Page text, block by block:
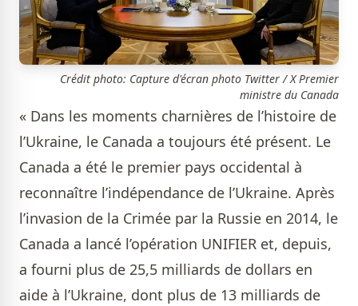
Crédit photo: Capture d'écran photo Twitter / X Premier
ministre du Canada
« Dans les moments charnières de l’histoire de
l’Ukraine, le Canada a toujours été présent. Le
Canada a été le premier pays occidental à
reconnaître l’indépendance de l’Ukraine. Après
l’invasion de la Crimée par la Russie en 2014, le
Canada a lancé l’opération UNIFIER et, depuis,
a fourni plus de 25,5 milliards de dollars en
aide à l’Ukraine, dont plus de 13 milliards de